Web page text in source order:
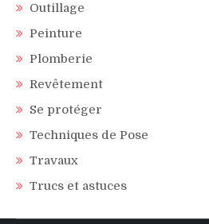
Outillage
Peinture
Plomberie
Revêtement
Se protéger
Techniques de Pose
Travaux
Trucs et astuces